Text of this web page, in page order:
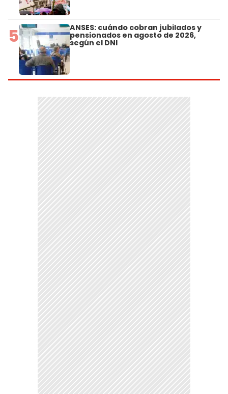
5 ANSES: cuándo cobran jubilados y
pensionados en agosto de 2026,
según el DNI